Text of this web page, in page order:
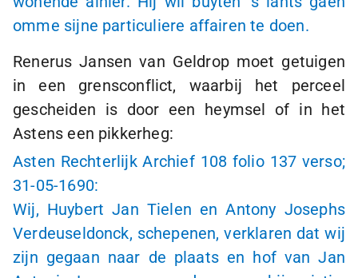
omme sijne particuliere affairen te doen.
Renerus Jansen van Geldrop moet getuigen
in een grensconflict, waarbij het perceel
gescheiden is door een heymsel of in het
Astens een pikkerheg:
Asten Rechterlijk Archief 108 folio 137 verso;
31-05-1690:
Wij, Huybert Jan Tielen en Antony Josephs
Verdeuseldonck, schepenen, verklaren dat wij
zijn gegaan naar de plaats en hof van Jan